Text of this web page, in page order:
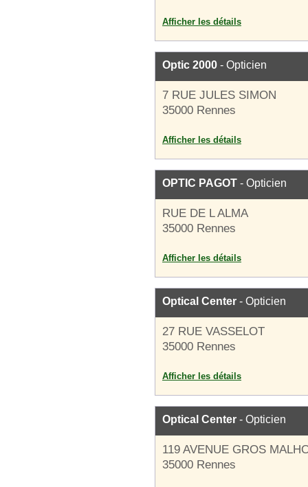
Afficher les détails
Optic 2000 - Opticien
7 RUE JULES SIMON
35000 Rennes
Afficher les détails
OPTIC PAGOT - Opticien
RUE DE L ALMA
35000 Rennes
Afficher les détails
Optical Center - Opticien
27 RUE VASSELOT
35000 Rennes
Afficher les détails
Optical Center - Opticien
119 AVENUE GROS
35000 Rennes